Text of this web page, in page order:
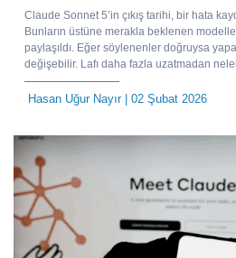
Claude Sonnet 5’in çıkış tarihi, bir hata
Bunların üstüne merakla beklenen modelle
paylaşıldı. Eğer söylenenler doğruysa
değişebilir. Lafı daha fazla uzatmadan
Hasan Uğur Nayır| 02 Şubat 2026